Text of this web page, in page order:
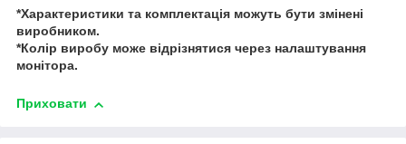
*Характеристики та комплектація можуть бути змінені
виробником.
*Колір виробу може відрізнятися через налаштування
монітора.
Приховати